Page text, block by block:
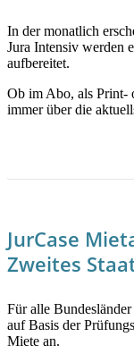
In der monatlich
Jura Intensiv werden
aufbereitet.
Ob im Abo, als Print-
immer über die
JurCase
Zweites
Für alle
auf Basis der
Miete an.